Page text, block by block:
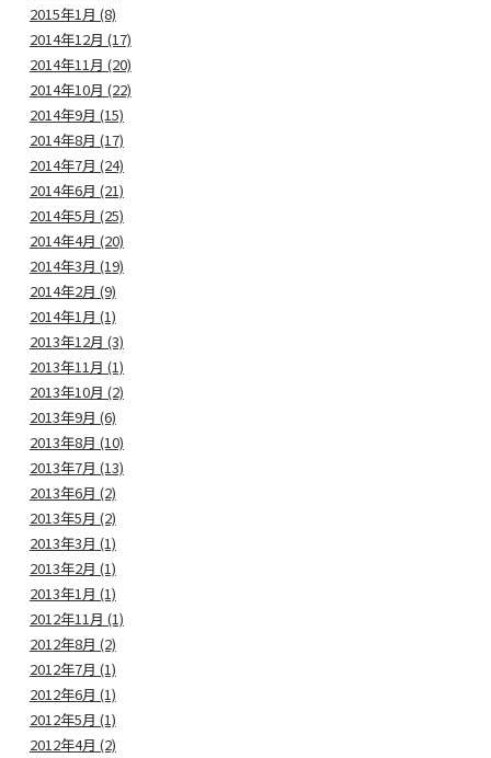
2015年1月 (8)
2014年12月 (17)
2014年11月 (20)
2014年10月 (22)
2014年9月 (15)
2014年8月 (17)
2014年7月 (24)
2014年6月 (21)
2014年5月 (25)
2014年4月 (20)
2014年3月 (19)
2014年2月 (9)
2014年1月 (1)
2013年12月 (3)
2013年11月 (1)
2013年10月 (2)
2013年9月 (6)
2013年8月 (10)
2013年7月 (13)
2013年6月 (2)
2013年5月 (2)
2013年3月 (1)
2013年2月 (1)
2013年1月 (1)
2012年11月 (1)
2012年8月 (2)
2012年7月 (1)
2012年6月 (1)
2012年5月 (1)
2012年4月 (2)